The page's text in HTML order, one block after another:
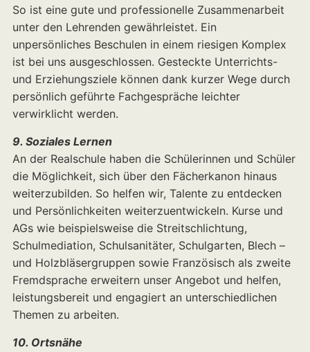
So ist eine gute und professionelle Zusammenarbeit
unter den Lehrenden gewährleistet. Ein
unpersönliches Beschulen in einem riesigen Komplex
ist bei uns ausgeschlossen. Gesteckte Unterrichts-
und Erziehungsziele können dank kurzer Wege durch
persönlich geführte Fachgespräche leichter
verwirklicht werden.
9. Soziales Lernen
An der Realschule haben die Schülerinnen und Schüler
die Möglichkeit, sich über den Fächerkanon hinaus
weiterzubilden. So helfen wir, Talente zu entdecken
und Persönlichkeiten weiterzuentwickeln. Kurse und
AGs wie beispielsweise die Streitschlichtung,
Schulmediation, Schulsanitäter, Schulgarten, Blech –
und Holzbläsergruppen sowie Französisch als zweite
Fremdsprache erweitern unser Angebot und helfen,
leistungsbereit und engagiert an unterschiedlichen
Themen zu arbeiten.
10. Ortsnähe